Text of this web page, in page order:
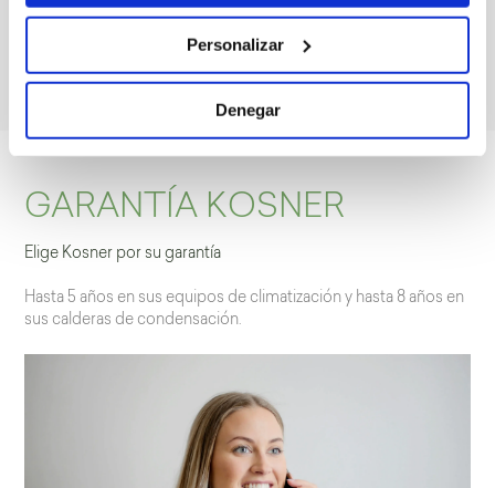
Personalizar
Denegar
actualmente, entre otros, a equipos de primer nivel de
de Bilbao femenino en fútbol, el Kosner Baskonia en
baloncesto o el Club de Hielo Huarte en hockey.
GARANTÍA KOSNER
Elige Kosner por su garantía
Hasta 5 años en sus equipos de climatización y hasta 8 años en
sus calderas de condensación.